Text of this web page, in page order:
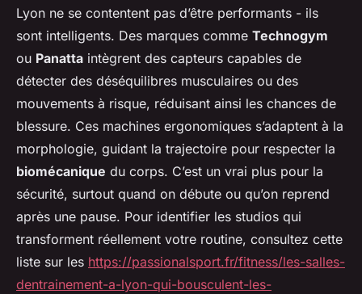
Lyon ne se contentent pas d’être performants - ils
sont intelligents. Des marques comme Technogym
ou Panatta intègrent des capteurs capables de
détecter des déséquilibres musculaires ou des
mouvements à risque, réduisant ainsi les chances de
blessure. Ces machines ergonomiques s’adaptent à la
morphologie, guidant la trajectoire pour respecter la
biomécanique du corps. C’est un vrai plus pour la
sécurité, surtout quand on débute ou qu’on reprend
après une pause. Pour identifier les studios qui
transforment réellement votre routine, consultez cette
liste sur les https://passionalsport.fr/fitness/les-salles-
dentrainement-a-lyon-qui-bousculent-les-